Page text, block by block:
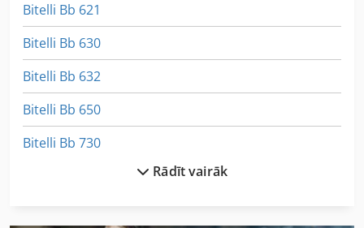
Bitelli Bb 621
Bitelli Bb 630
Bitelli Bb 632
Bitelli Bb 650
Bitelli Bb 730
Rādīt vairāk